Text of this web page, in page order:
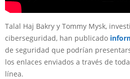
Talal Haj Bakry y Tommy Mysk,
ciberseguridad, han publicado
de seguridad que podrían
los enlaces enviados a través de
línea.